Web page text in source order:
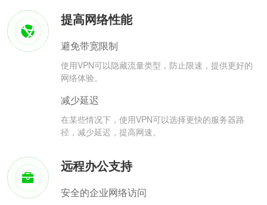
提高网络性能
避免带宽限制
使用VPN可以隐藏流量类型，防止限速，提供更好的
网络体验。
减少延迟
在某些情况下，使用VPN可以选择更快的服务器路
径，减少延迟，提高网速。
远程办公支持
安全的企业网络访问